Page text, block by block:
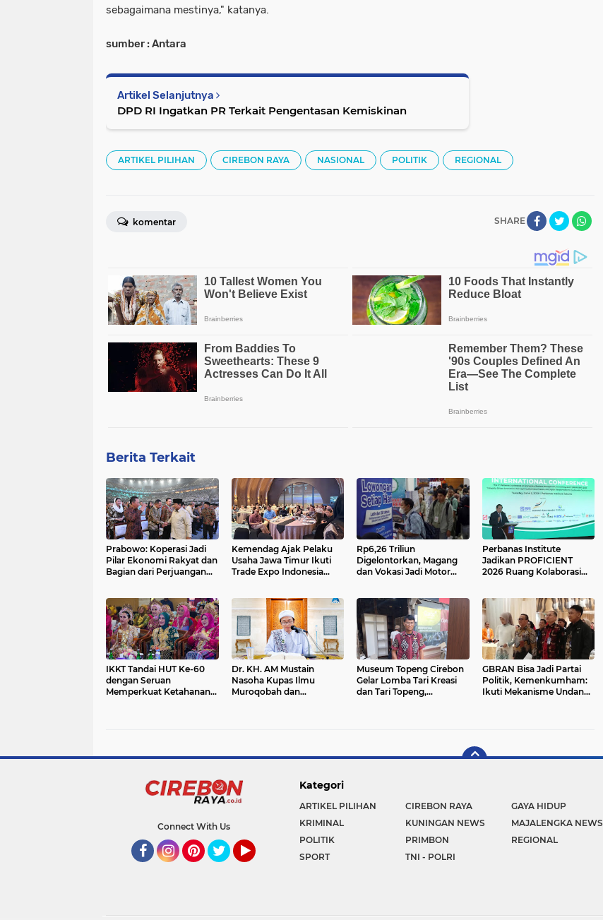
sebagaimana mestinya," katanya.
sumber : Antara
Artikel Selanjutnya
DPD RI Ingatkan PR Terkait Pengentasan Kemiskinan
ARTIKEL PILIHAN CIREBON RAYA NASIONAL POLITIK REGIONAL
SHARE
komentar
Berita Terkait
Prabowo: Koperasi Jadi
Pilar Ekonomi Rakyat dan
Bagian dari Perjuangan
Kemendag Ajak Pelaku
Usaha Jawa Timur Ikuti
Trade Expo Indonesia
Rp6,26 Triliun
Digelontorkan, Magang
dan Vokasi Jadi Motor
Perbanas Institute
Jadikan PROFICIENT
2026 Ruang Kolaborasi
IKKT Tandai HUT Ke-60
dengan Seruan
Memperkuat Ketahanan
Dr. KH. AM Mustain
Nasoha Kupas Ilmu
Muroqobah dan
Museum Topeng Cirebon
Gelar Lomba Tari Kreasi
dan Tari Topeng,
GBRAN Bisa Jadi Partai
Politik, Kemenkumham:
Ikuti Mekanisme Undang-
Connect With Us
Kategori
ARTIKEL PILIHAN CIREBON RAYA GAYA HIDUP
KRIMINAL
KUNINGAN NEWS MAJALENGKA NEWS
POLITIK
PRIMBON REGIONAL
SPORT
TNI - POLRI